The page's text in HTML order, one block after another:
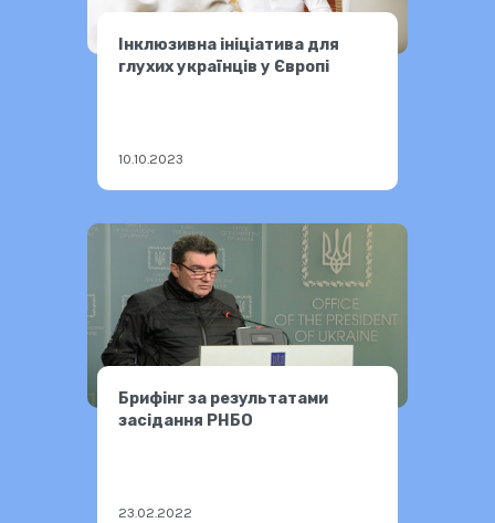
Інклюзивна ініціатива для
глухих українців у Європі
10.10.2023
Брифінг за результатами
засідання РНБО
23.02.2022